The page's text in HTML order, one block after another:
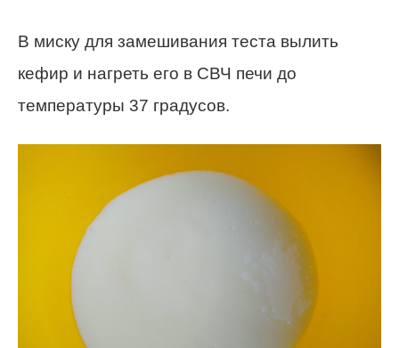
В миску для замешивания теста вылить
кефир и нагреть его в СВЧ печи до
температуры 37 градусов.